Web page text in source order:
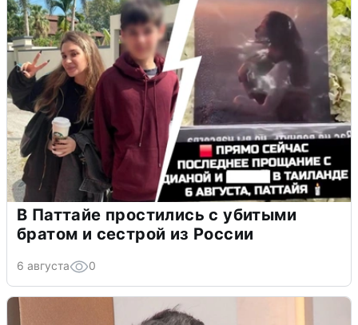
В Паттайе простились с убитыми
братом и сестрой из России
6 августа 0